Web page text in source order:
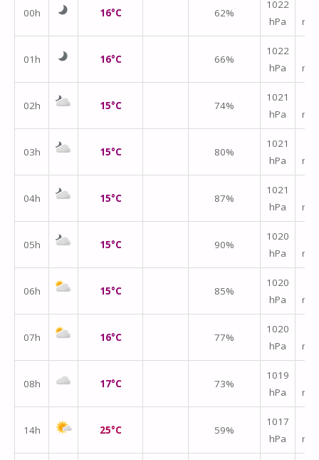
00h 16°C 62%
1022
hPa
m/s
01h 16°C 66%
1022
hPa
m/s
02h 15°C 74%
1021
hPa
m/s
03h 15°C 80%
1021
hPa
m/s
04h 15°C 87%
1021
hPa
m/s
05h 15°C 90%
1020
hPa
m/s
06h 15°C 85%
1020
hPa
m/s
07h 16°C 77%
1020
hPa
m/s
08h 17°C 73%
1019
hPa
m/s
14h 25°C 59%
1017
hPa
m/s